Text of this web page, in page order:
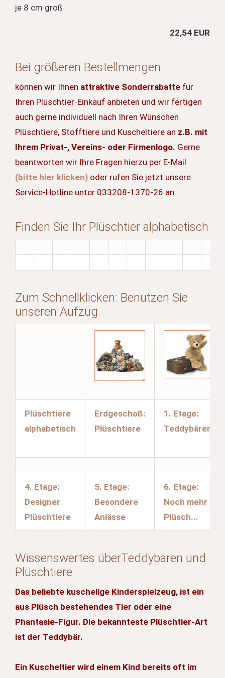
je 8 cm groß
22,54 EUR
Bei größeren Bestellmengen
können wir Ihnen attraktive Sonderrabatte für
Ihren Plüschtier-Einkauf anbieten und wir fertigen
auch gerne individuell nach Ihren Wünschen
Plüschtiere, Stofftiere und Kuscheltiere an z.B. mit
Ihrem Privat-, Vereins- oder Firmenlogo. Gerne
beantworten wir Ihre Fragen hierzu per E-Mail
(bitte hier klicken) oder rufen Sie jetzt unsere
Service-Hotline unter 033208-1370-26 an.
Finden Sie Ihr Plüschtier alphabetisch
Zum Schnellklicken: Benutzen Sie
unseren Aufzug
Plüschtiere
alphabetisch
Erdgeschoß:
Plüschtiere
1. Etage:
Teddybären
4. Etage:
Designer
Plüschtiere
5. Etage:
Besondere
Anlässe
6. Etage:
Noch mehr
Plüsch...
Wissenswertes überTeddybären und
Plüschtiere
Das beliebte kuschelige Kinderspielzeug, ist ein
aus Plüsch bestehendes Tier oder eine
Phantasie-Figur. Die bekannteste Plüschtier-Art
ist der Teddybär.
Ein Kuscheltier wird einem Kind bereits oft im